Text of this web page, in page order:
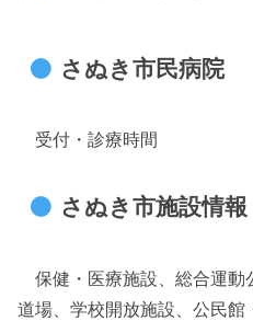
さぬき市民病院
受付・診療時間
さぬき市施設情報
保健・医療施設、総合運動
道場、学校開放施設、公民